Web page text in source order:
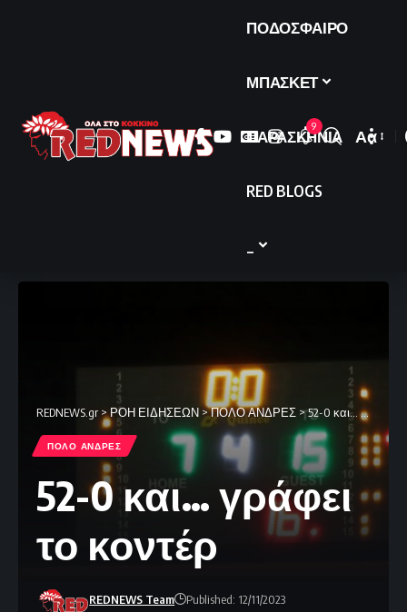
ΠΟΔΟΣΦΑΙΡΟ
ΜΠΑΣΚΕΤ
ΠΑΡΑΣΚΗΝΙΑ
RED BLOGS
9
Font
Αα
REDNEWS.gr >ΡΟΗ ΕΙΔΗΣΕΩΝ >ΠΟΛΟ ΑΝΔΡΕΣ >52-0 και… γράφει το κοντέρ
ΠΟΛΟ ΑΝΔΡΕΣ
52-0 και… γράφει
το κοντέρ
REDNEWS Team Published: 12/11/2023